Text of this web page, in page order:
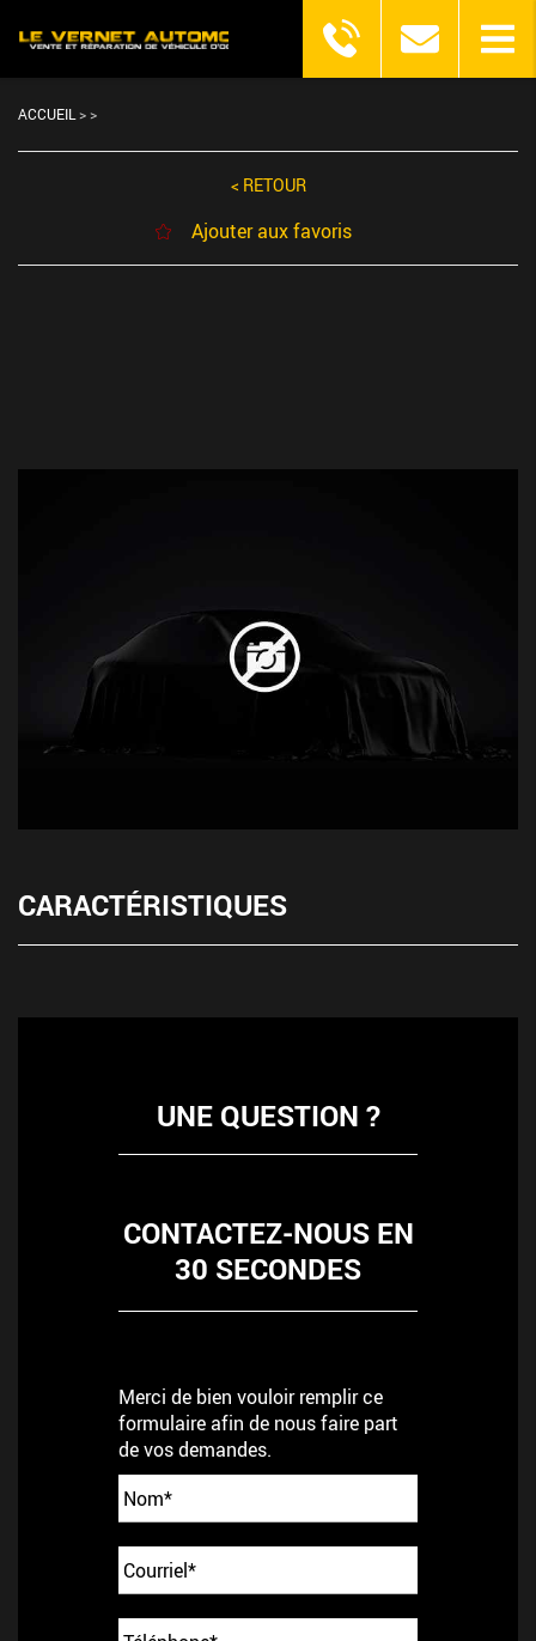
ACCUEIL >>
< RETOUR
Ajouter aux favoris
CARACTÉRISTIQUES
UNE QUESTION ?
CONTACTEZ-NOUS EN
30 SECONDES
Merci de bien vouloir remplir ce
formulaire afin de nous faire part
de vos demandes.